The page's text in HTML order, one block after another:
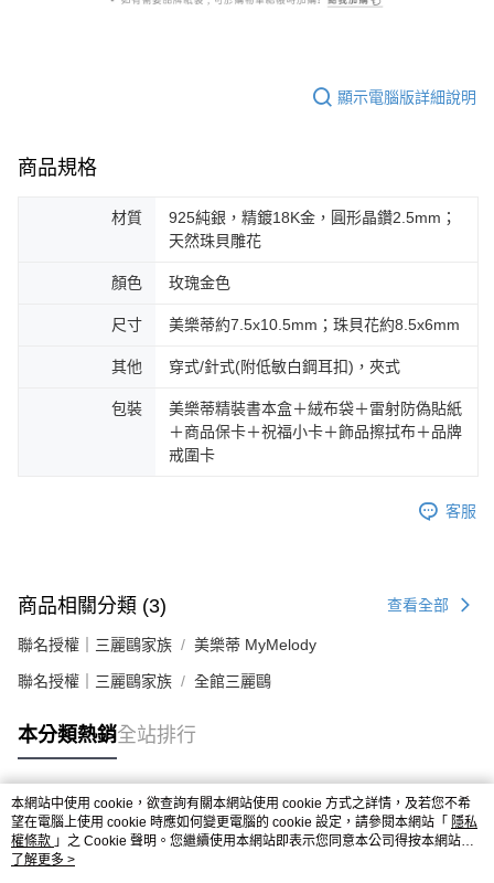
顯示電腦版詳細說明
商品規格
材質
925純銀，精鍍18K金，圓形晶鑽2.5mm；
天然珠貝雕花
顏色 玫瑰金色
尺寸 美樂蒂約7.5x10.5mm；珠貝花約8.5x6mm
其他 穿式/針式(附低敏白鋼耳扣)，夾式
包裝
美樂蒂精裝書本盒＋絨布袋＋雷射防偽貼紙
＋商品保卡＋祝福小卡＋飾品擦拭布＋品牌
戒圍卡
客服
商品相關分類 (3) 查看全部
聯名授權｜三麗鷗家族 美樂蒂 MyMelody
聯名授權｜三麗鷗家族 全館三麗鷗
本分類熱銷全站排行
熱門標籤
本網站中使用 cookie，欲查詢有關本網站使用 cookie 方式之詳情，及若您不希
望在電腦上使用 cookie 時應如何變更電腦的 cookie 設定，請參閱本網站「 隱私
權條款 」之 Cookie 聲明。您繼續使用本網站即表示您同意本公司得按本網站使
用條款之 Cookie 聲明使用 cookie。
了解更多 >